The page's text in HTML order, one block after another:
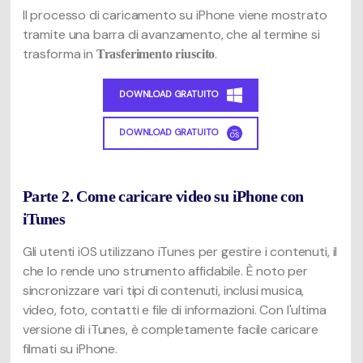
Il processo di caricamento su iPhone viene mostrato
tramite una barra di avanzamento, che al termine si
trasforma in Trasferimento riuscito.
DOWNLOAD GRATUITO
DOWNLOAD GRATUITO
Parte 2. Come caricare video su iPhone con
iTunes
Gli utenti iOS utilizzano iTunes per gestire i contenuti, il
che lo rende uno strumento affidabile. È noto per
sincronizzare vari tipi di contenuti, inclusi musica,
video, foto, contatti e file di informazioni. Con l'ultima
versione di iTunes, è completamente facile caricare
filmati su iPhone.